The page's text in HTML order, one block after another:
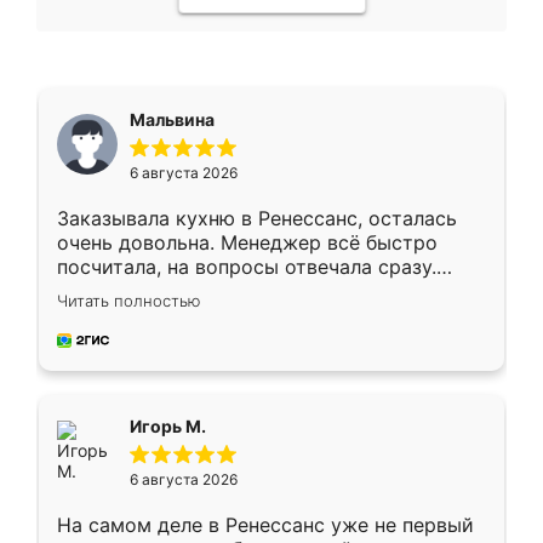
Мальвина
6 августа 2026
Заказывала кухню в Ренессанс, осталась
очень довольна. Менеджер всё быстро
посчитала, на вопросы отвечала сразу.
Замерщик приехал в субботу, подошёл к
делу со всей ответственностью. Собрали
за день, ребята работали аккуратно, даже
Читать полностью
Игорь М.
6 августа 2026
На самом деле в Ренессанс уже не первый